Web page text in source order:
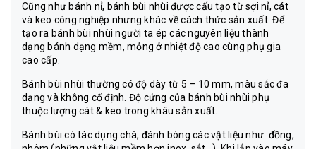
Cũng như bánh nỉ, bánh bùi nhùi được cấu tạo từ sợi nỉ, cát
và keo công nghiệp nhưng khác về cách thức sản xuất. Để
tạo ra bánh bùi nhùi người ta ép các nguyên liệu thành
dạng bánh dạng mềm, mỏng ở nhiệt độ cao cùng phụ gia
cao cấp.
Bánh bùi nhùi thường có độ dày từ 5 – 10 mm, màu sắc đa
dạng và không cố định. Độ cứng của bánh bùi nhùi phụ
thuộc lượng cát & keo trong khâu sản xuất.
Bánh bùi có tác dụng chà, đánh bóng các vật liệu như: đồng,